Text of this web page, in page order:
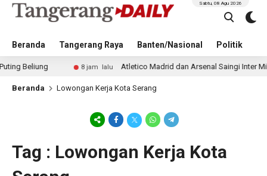
Beranda Tangerang Raya Banten/Nasional Politik
Sabtu, 08 Agu 2026
8 jam lalu Atletico Madrid dan Arsenal Saingi Inter Milan
Beranda Lowongan Kerja Kota Serang
Tag : Lowongan Kerja Kota